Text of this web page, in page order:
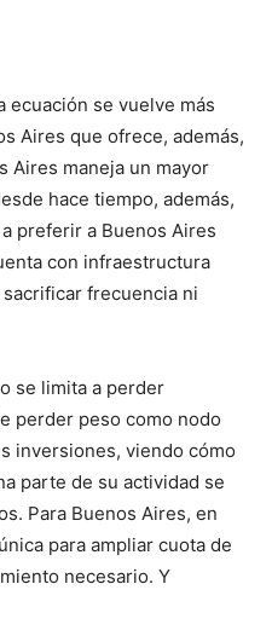
ecuación se vuelve más
Aires que ofrece, además,
Aires maneja un mayor
hace tiempo, además,
preferir a Buenos Aires
con infraestructura
frecuencia ni
se limita a perder
perder peso como nodo
inversiones, viendo cómo
parte de su actividad se
Para Buenos Aires, en
para ampliar cuota de
necesario. Y